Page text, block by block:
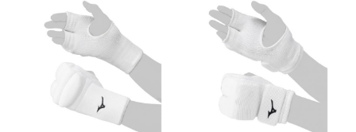
サポート
直営店一覧